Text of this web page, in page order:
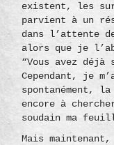
existent, les
parvient à un
dans l’attente
alors que je
“Vous avez
Cependant, je
spontanément,
encore à
soudain ma
Mais